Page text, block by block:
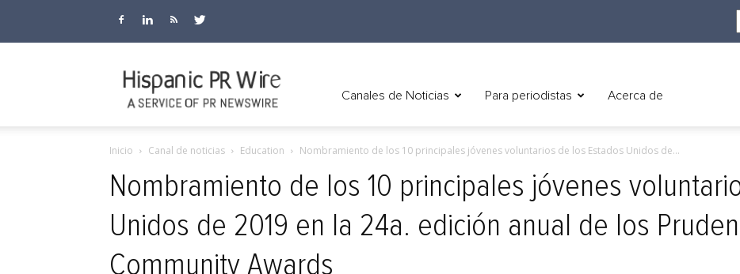
Canales de Noticias Para periodistas Acerca de
Inicio Canal de noticias Education Nombramiento de los 10 principales jóvenes voluntarios de los Estados Unidos de...
Nombramiento de los 10 principales jóvenes
Unidos de 2019 en la 24a. edición anual de los
Community Awards